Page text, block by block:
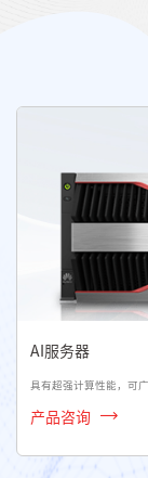
AI服务器
具有超强计算性能，可
产品咨询